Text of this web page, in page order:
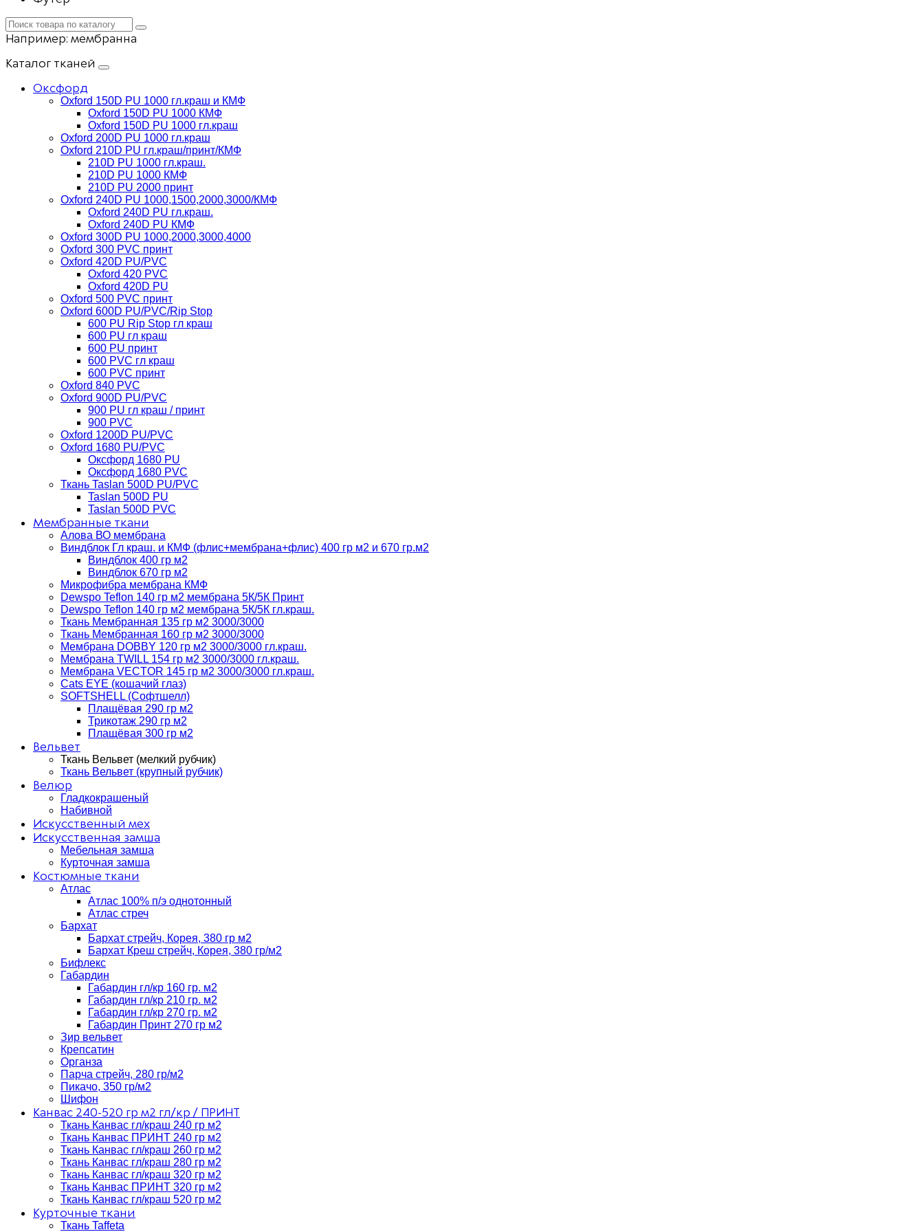
Например: мембранна
Каталог тканей
Оксфорд
Oxford 150D PU 1000 гл.краш и КМФ
Oxford 150D PU 1000 КМФ
Oxford 150D PU 1000 гл.краш
Oxford 200D PU 1000 гл.краш
Oxford 210D PU гл.краш/принт/КМФ
210D PU 1000 гл.краш.
210D PU 1000 КМФ
210D PU 2000 принт
Oxford 240D PU 1000,1500,2000,3000/КМФ
Oxford 240D PU гл.краш.
Oxford 240D PU КМФ
Oxford 300D PU 1000,2000,3000,4000
Oxford 300 PVC принт
Oxford 420D PU/PVC
Oxford 420 PVC
Oxford 420D PU
Oxford 500 PVC принт
Oxford 600D PU/PVC/Rip Stop
600 PU Rip Stop гл краш
600 PU гл краш
600 PU принт
600 PVC гл краш
600 PVC принт
Oxford 840 PVC
Oxford 900D PU/PVC
900 PU гл краш / принт
900 PVC
Oxford 1200D PU/PVC
Oxford 1680 PU/PVC
Оксфорд 1680 PU
Оксфорд 1680 PVC
Ткань Taslan 500D PU/PVC
Taslan 500D PU
Taslan 500D PVC
Мембранные ткани
Алова ВО мембрана
Виндблок Гл краш. и КМФ (флис+мембрана+флис) 400 гр м2 и 670 гр.м2
Виндблок 400 гр м2
Виндблок 670 гр м2
Микрофибра мембрана КМФ
Dewspo Teflon 140 гр м2 мембрана 5К/5К Принт
Dewspo Teflon 140 гр м2 мембрана 5К/5К гл.краш.
Ткань Мембранная 135 гр м2 3000/3000
Ткань Мембранная 160 гр м2 3000/3000
Мембрана DOBBY 120 гр м2 3000/3000 гл.краш.
Мембрана TWILL 154 гр м2 3000/3000 гл.краш.
Мембрана VECTOR 145 гр м2 3000/3000 гл.краш.
Cats EYE (кошачий глаз)
SOFTSHELL (Софтшелл)
Плащёвая 290 гр м2
Трикотаж 290 гр м2
Плащёвая 300 гр м2
Вельвет
Ткань Вельвет (мелкий рубчик)
Ткань Вельвет (крупный рубчик)
Велюр
Гладкокрашеный
Набивной
Искусственный мех
Искусственная замша
Мебельная замша
Курточная замша
Костюмные ткани
Атлас
Атлас 100% п/э однотонный
Атлас стреч
Бархат
Бархат стрейч, Корея, 380 гр м2
Бархат Креш стрейч, Корея, 380 гр/м2
Бифлекс
Габардин
Габардин гл/кр 160 гр. м2
Габардин гл/кр 210 гр. м2
Габардин гл/кр 270 гр. м2
Габардин Принт 270 гр м2
Зир вельвет
Крепсатин
Органза
Парча стрейч, 280 гр/м2
Пикачо, 350 гр/м2
Шифон
Канвас 240-520 гр м2 гл/кр / ПРИНТ
Ткань Канвас гл/краш 240 гр м2
Ткань Канвас ПРИНТ 240 гр м2
Ткань Канвас гл/краш 260 гр м2
Ткань Канвас гл/краш 280 гр м2
Ткань Канвас гл/краш 320 гр м2
Ткань Канвас ПРИНТ 320 гр м2
Ткань Канвас гл/краш 520 гр м2
Курточные ткани
Ткань Taffeta